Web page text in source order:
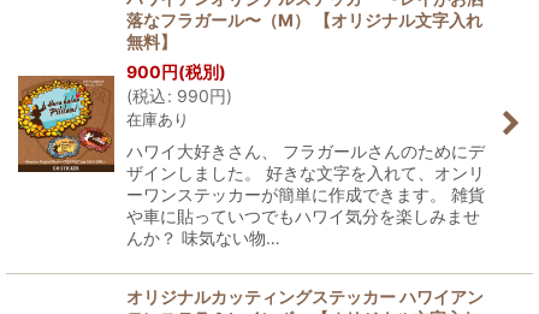
落なフラガール〜（M） 【オリジナル文字入れ
無料】
900円(税別)
(税込: 990円)
在庫あり
ハワイ大好きさん、 フラガールさんのためにデ
ザインしました。 好きな文字を入れて、オンリ
ーワンステッカーが簡単に作成できます。 雑貨
や車に貼っていつでもハワイ気分を楽しみませ
んか？ 味気ない物…
オリジナルカッティングステッカー ハワイアン